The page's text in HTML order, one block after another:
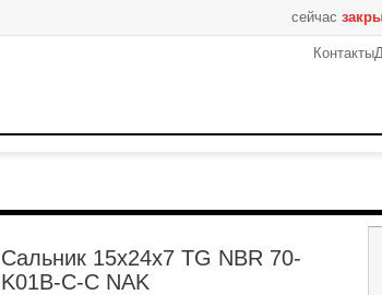
сейчас
Контакты
Сальник 15x24x7 TG NBR 70-
K01B-C-C NAK